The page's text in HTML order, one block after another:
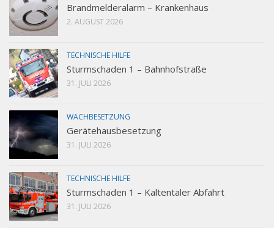
Brandmelderalarm – Krankenhaus
2. AUGUST 2026
TECHNISCHE HILFE
Sturmschaden 1 – Bahnhofstraße
31. JULI 2026
WACHBESETZUNG
Gerätehausbesetzung
31. JULI 2026
TECHNISCHE HILFE
Sturmschaden 1 – Kaltentaler Abfahrt
31. JULI 2026